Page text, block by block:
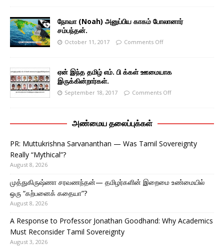
நோவா (Noah) அனுப்பிய காகம் போலானார்
சம்பந்தன்.
October 11, 2017 Comments Off
ஏன் இந்த தமிழ் எம். பி க்கள் ஊமையாக
இருக்கின்றார்கள்.
September 18, 2017 Comments Off
அண்மைய தலைப்புக்கள்
PR: Muttukrishna Sarvananthan — Was Tamil Sovereignty
Really “Mythical”?
August 8, 2026
முத்துகிருஷ்ணா சரவணந்தன்— தமிழர்களின் இறைமை உண்மையில்
ஒரு “கற்பனைக் கதையா”?
August 8, 2026
A Response to Professor Jonathan Goodhand: Why Academics
Must Reconsider Tamil Sovereignty
August 3, 2026